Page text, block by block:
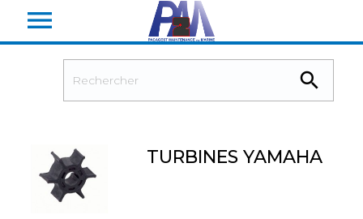


TURBINES YAMAHA